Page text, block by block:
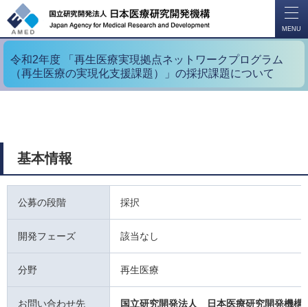
MENU
令和2年度 「再生医療実現拠点ネットワークプログラム
（再生医療の実現化支援課題）」の採択課題について
基本情報
公募の段階 採択
開発フェーズ 該当なし
分野 再生医療
お問い合わせ先
国立研究開発法人 日本医療研究開発機